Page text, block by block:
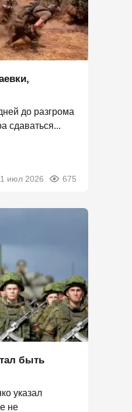
до разгрома
сдаваться...
июл 2026 675
быть
указал
не